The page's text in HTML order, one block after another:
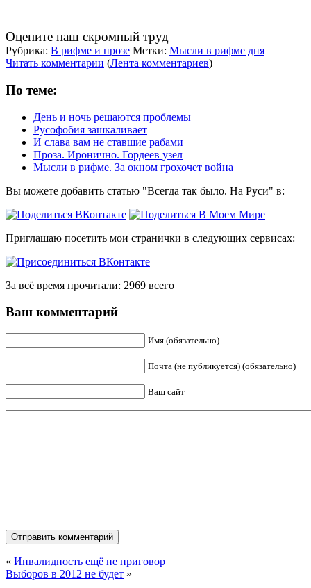
Оцените наш скромный труд
Рубрика: В рифме и прозе Метки: Мысли в рифме дня
Читать комментарии (Лента комментариев) |
По теме:
День и ночь решаются проблемы
Русофобия зашкаливает
И слава вам не ставшие рабами
Проза. Иронично. Гордеев узел
Мысли в рифме. За окном грохочет война
Вы можете добавить статью "Всегда так было. На Руси" в:
Приглашаю посетить мои странички в следующих сервисах:
За всё время прочитали: 2969 всего
Ваш комментарий
Имя (обязательно)
Почта (не публикуется) (обязательно)
Ваш сайт
« Инвалидность ещё не приговор
Выборов в 2012 не будет »